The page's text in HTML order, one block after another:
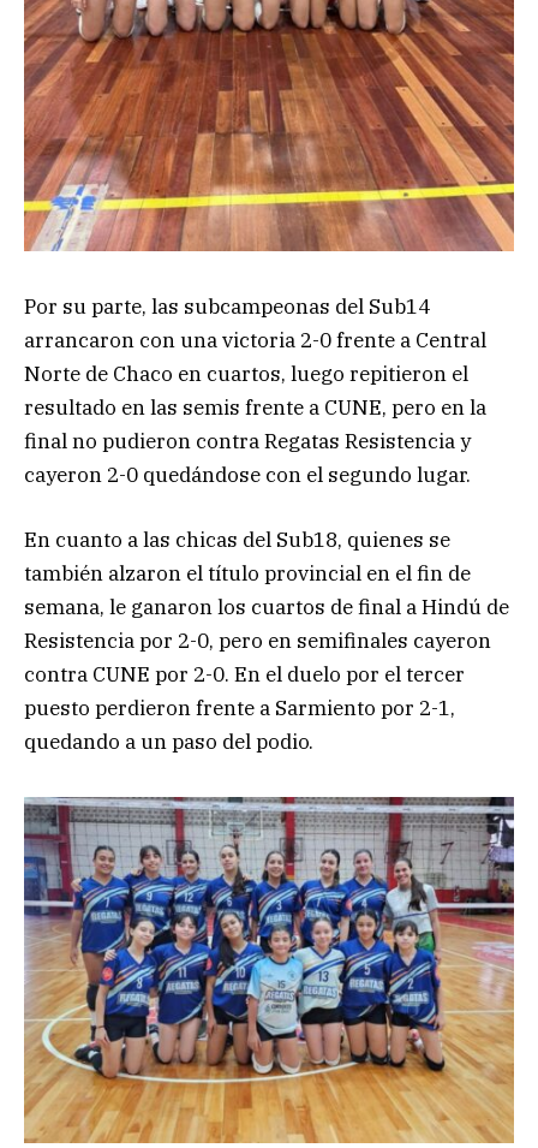
Por su parte, las subcampeonas del Sub14
arrancaron con una victoria 2-0 frente a Central
Norte de Chaco en cuartos, luego repitieron el
resultado en las semis frente a CUNE, pero en la
final no pudieron contra Regatas Resistencia y
cayeron 2-0 quedándose con el segundo lugar.
En cuanto a las chicas del Sub18, quienes se
también alzaron el título provincial en el fin de
semana, le ganaron los cuartos de final a Hindú de
Resistencia por 2-0, pero en semifinales cayeron
contra CUNE por 2-0. En el duelo por el tercer
puesto perdieron frente a Sarmiento por 2-1,
quedando a un paso del podio.